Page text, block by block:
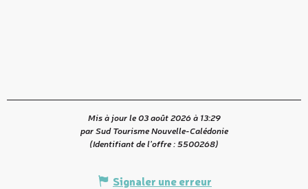
Mis à jour le 03 août 2026 à 13:29
par Sud Tourisme Nouvelle-Calédonie
(Identifiant de l'offre :5500268)
Signaler une erreur